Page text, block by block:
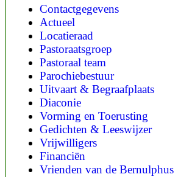
Contactgegevens
Actueel
Locatieraad
Pastoraatsgroep
Pastoraal team
Parochiebestuur
Uitvaart & Begraafplaats
Diaconie
Vorming en Toerusting
Gedichten & Leeswijzer
Vrijwilligers
Financiën
Vrienden van de Bernulphus